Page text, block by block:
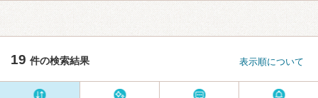
19 件の検索結果 表示順について